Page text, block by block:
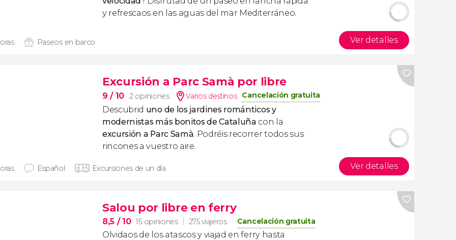
y refrescaos en las aguas del mar Mediterráneo.
Paseos en barco Ver detalles
Excursión a Parc Samà por libre
9/ 10 2 opiniones Varios destinos Cancelación gratuita
Descubrid uno de los jardines románticos y
modernistas más bonitos de Cataluña con la
excursión a Parc Samà. Podréis recorrer todos sus
rincones a vuestro aire.
Español Excursiones de un día Ver detalles
Salou por libre en ferry
8,5 / 10 15 opiniones 275 viajeros Cancelación gratuita
Olvidaos de los atascos y viajad en ferry hasta